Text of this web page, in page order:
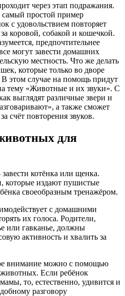
через этап подражания.
простой пример
с удовольствием повторяет
коровой, собакой и кошечкой.
предпочтительнее
могут завести домашних
местность. Что же делать
которые только во дворе
этом случае на помощь придут
тему «Животные и их звуки». С
выглядят различные звери и
а также сможет
счёт повторения звуков.
для
котёнка или щенка.
которые издают пушистые
своеобразным тренажёром.
с домашними
их голоса. Родители,
или гавканье, должны
активность и хвалить за
внимание можно с помощью
Если ребёнок
то, естественно, удивится и
разговору